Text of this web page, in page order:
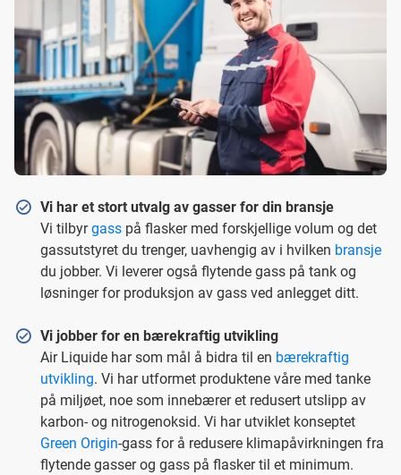
Vi har et stort utvalg av gasser for din bransje
Vi tilbyrgasspå flasker med forskjellige volum og det
gassutstyret du trenger, uavhengig av i hvilken bransje
du jobber. Vi leverer også flytende gass på tank og
løsninger for produksjon av gass ved anlegget ditt.
Vi jobber for en bærekraftig utvikling
Air Liquide har som mål å bidra til en bærekraftig
utvikling. Vi har utformet produktene våre med tanke
på miljøet, noe som innebærer et redusert utslipp av
karbon- og nitrogenoksid. Vi har utviklet konseptet
Green Origin-gass for å redusere klimapåvirkningen fra
flytende gasser og gass på flasker til et minimum.